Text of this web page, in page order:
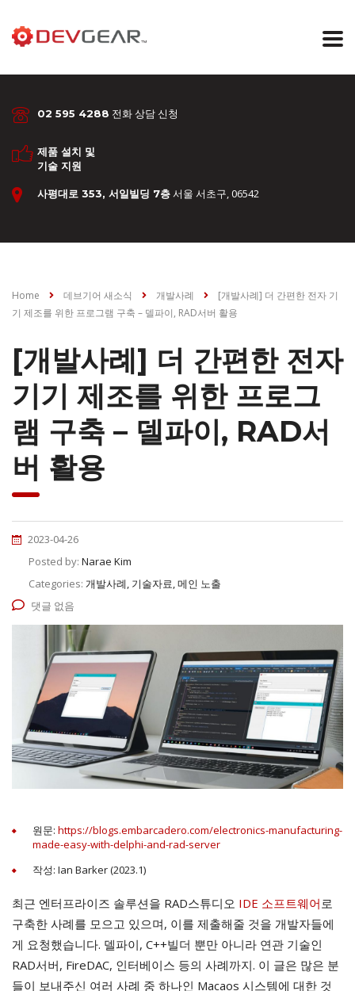
02 595 4288 전화 상담 신청
제품 설치 및
기술 지원
사평대로 353, 서일빌딩 7층서울 서초구, 06542
Home 데브기어 새소식 개발사례
[개발사례] 더 간편한 전자 기
기 제조를 위한 프로그램 구축 – 델파이, RAD서버 활용
[개발사례] 더 간편한 전자
기기 제조를 위한 프로그
램 구축 – 델파이, RAD서
버 활용
2023-04-26
Posted by: Narae Kim
Categories: 개발사례, 기술자료, 메인 노출
댓글 없음
원문: https://blogs.embarcadero.com/electronics-manufacturing-
made-easy-with-delphi-and-rad-server
작성: Ian Barker (2023.1)
최근 엔터프라이즈 솔루션을 RAD스튜디오 IDE 소프트웨어로
구축한 사례를 모으고 있으며, 이를 제출해줄 것을 개발자들에
게 요청했습니다. 델파이, C++빌더 뿐만 아니라 연관 기술인
RAD서버, FireDAC, 인터베이스 등의 사례까지. 이 글은 많은 분
들이 보내주신 여러 사례 중 하나인 Macaos 시스템에 대한 것